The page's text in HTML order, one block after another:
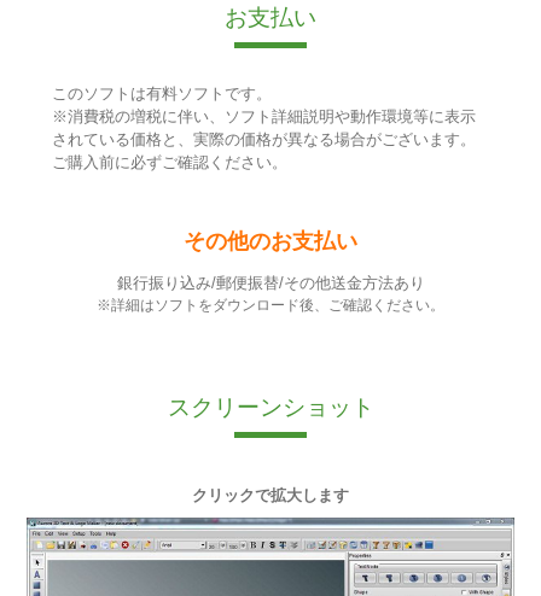
お支払い
このソフトは有料ソフトです。
※消費税の増税に伴い、ソフト詳細説明や動作環境等に表示
されている価格と、実際の価格が異なる場合がございます。
ご購入前に必ずご確認ください。
その他のお支払い
銀行振り込み/郵便振替/その他送金方法あり
※詳細はソフトをダウンロード後、ご確認ください。
スクリーンショット
クリックで拡大します